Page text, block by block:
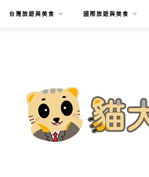
台灣旅遊與美食 國際旅遊與美食